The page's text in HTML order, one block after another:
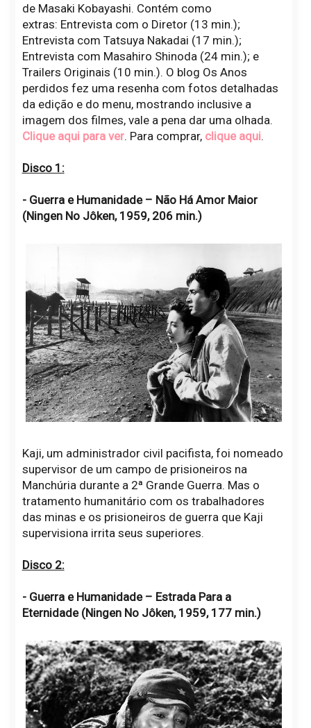
de Masaki Kobayashi. Contém como
extras: Entrevista com o Diretor (13 min.);
Entrevista com Tatsuya Nakadai (17 min.);
Entrevista com Masahiro Shinoda (24 min.); e
Trailers Originais (10 min.). O blog Os Anos
perdidos fez uma resenha com fotos detalhadas
da edição e do menu, mostrando inclusive a
imagem dos filmes, vale a pena dar uma olhada.
Clique aqui para ver. Para comprar, clique aqui.
Disco 1:
- Guerra e Humanidade – Não Há Amor Maior
(Ningen No Jôken, 1959, 206 min.)
Kaji, um administrador civil pacifista, foi nomeado
supervisor de um campo de prisioneiros na
Manchúria durante a 2ª Grande Guerra. Mas o
tratamento humanitário com os trabalhadores
das minas e os prisioneiros de guerra que Kaji
supervisiona irrita seus superiores.
Disco 2:
- Guerra e Humanidade – Estrada Para a
Eternidade (Ningen No Jôken, 1959, 177 min.)